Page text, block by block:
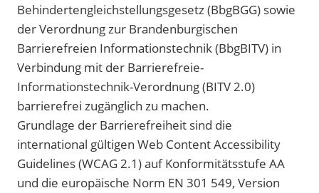
Behindertengleichstellungsgesetz (BbgBGG) sowie
der Verordnung zur Brandenburgischen
Barrierefreien Informationstechnik (BbgBITV) in
Verbindung mit der Barrierefreie-
Informationstechnik-Verordnung (BITV 2.0)
barrierefrei zugänglich zu machen.
Grundlage der Barrierefreiheit sind die
international gültigen Web Content Accessibility
Guidelines (WCAG 2.1) auf Konformitätsstufe AA
und die europäische Norm EN 301 549, Version